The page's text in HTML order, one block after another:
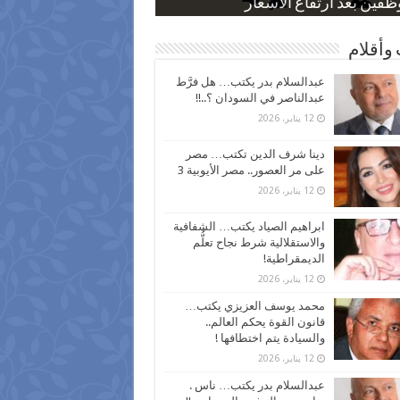
و أنواع الحشرات
بعد ارتفاع الأسعار
نسبة الطلاق في مصر
كاركاتيرية
كاركاتيرية
وأقلام
عبدالسلام بدر يكتب… هل فرَّط
عبدالناصر في السودان ؟..!!
12 يناير، 2026
دينا شرف الدين تكتب… مصر
على مر العصور.. مصر الأيوبية 3
12 يناير، 2026
ابراهيم الصياد يكتب… الشفافية
والاستقلالية شرط نجاح تعلُّم
الديمقراطية!
12 يناير، 2026
محمد يوسف العزيزي يكتب…
قانون القوة يحكم العالم..
والسيادة يتم اختطافها !
12 يناير، 2026
عبدالسلام بدر يكتب… ناس .